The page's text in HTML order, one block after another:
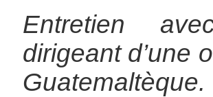
Entretien
dirigeant d’une
Guatemaltèque.